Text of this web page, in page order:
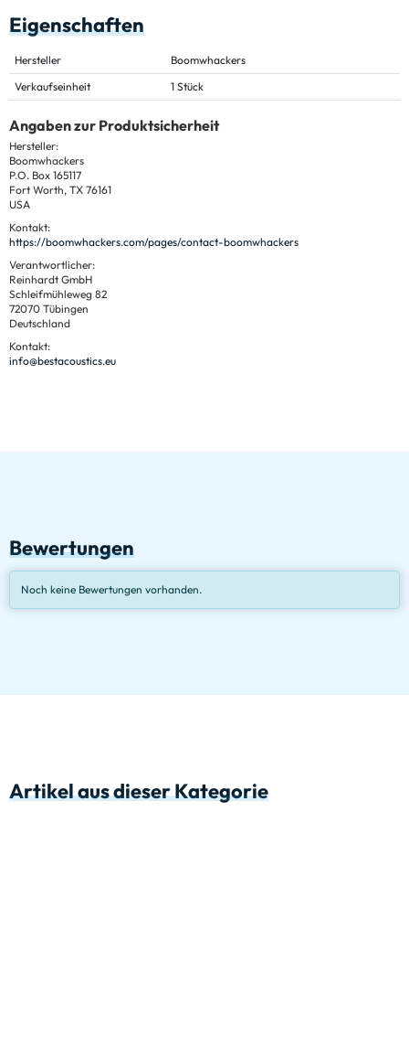
Eigenschaften
Hersteller
Boomwhackers
Verkaufseinheit
1 Stück
Angaben zur Produktsicherheit
Hersteller:
Boomwhackers
P.O. Box 165117
Fort Worth, TX 76161
USA
Kontakt:
https://boomwhackers.com/pages/contact-boomwhackers
Verantwortlicher:
Reinhardt GmbH
Schleifmühleweg 82
72070 Tübingen
Deutschland
Kontakt:
info@bestacoustics.eu
Bewertungen
Noch keine Bewertungen vorhanden.
Artikel aus dieser Kategorie